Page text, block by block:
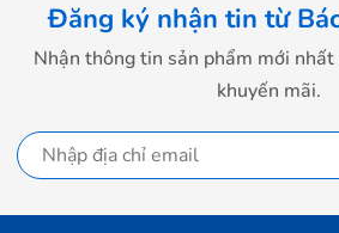
Đăng ký nhận tin từ
Nhận thông tin sản phẩm mới nhất
khuyến mãi.